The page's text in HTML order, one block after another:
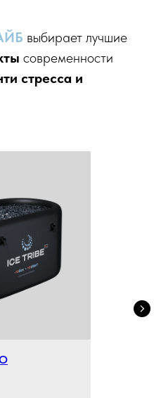
выбирает лучшие
современности
стресса и